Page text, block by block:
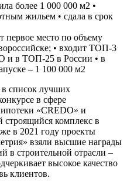
более 1 000 000 м2 •
жильем • сдала в срок
первое место по объему
• входит ТОП-3
и в ТОП-25 в России • в
– 1 100 000 м2
список лучших
в сфере
«CREDO» и
комплекс в
в 2021 году проекты
взяли высшие награды
в строительной отрасли –
высокое качество
клиентов.